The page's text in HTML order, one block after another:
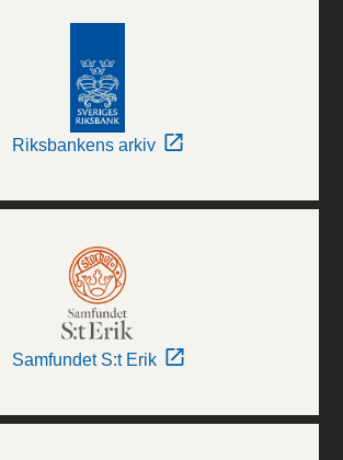
Riksbankens arkiv
Samfundet S:t Erik